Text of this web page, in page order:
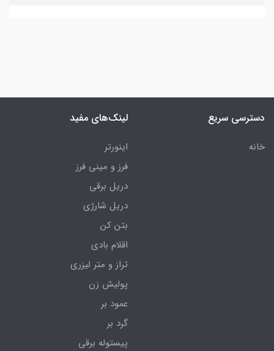
دسترسی سریع
خانه
لینک‌های مفید
اینورتر
فرز و مینی فرز
دریل برقی
دریل شارژی
بتن کن
اقلام بادی
تراز و متر لیزری
پولیش زن
عمود بر
گرد بر
پیستوله برقی